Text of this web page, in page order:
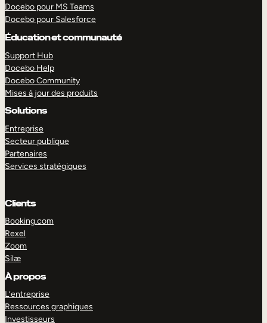
Docebo pour MS Teams
Docebo pour Salesforce
Éducation et communauté
Support Hub
Docebo Help
Docebo Community
Mises à jour des produits
Solutions
Entreprise
Secteur publique
Partenaires
Services stratégiques
Clients
Booking.com
Rexel
Zoom
Silæ
À propos
L’entreprise
Ressources graphiques
Investisseurs